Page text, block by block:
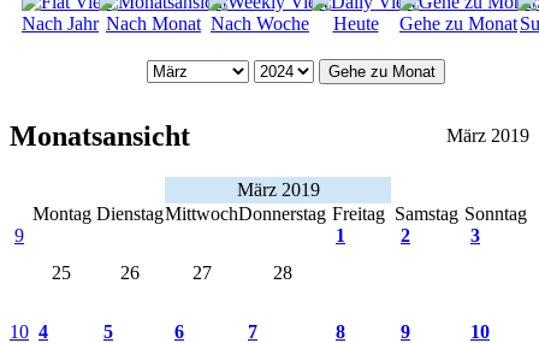
Nach Jahr Nach Monat Nach Woche Heute Gehe zu Monat
Gehe zu Monat
Monatsansicht März 2019
März 2019
Montag DienstagMittwochDonnerstag Freitag Samstag Sonntag
9
25
26 27 28
1 2 3
10 4 5 6 7 8 9 10